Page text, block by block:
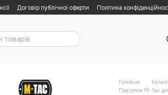
Договір публічної оферти Політика
Головна
Підсумок M-Tac